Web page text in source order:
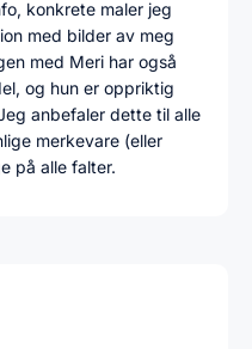
konkrete maler jeg
med bilder av meg
med Meri har også
og hun er oppriktig
anbefaler dette til alle
merkevare (eller
på alle falter.